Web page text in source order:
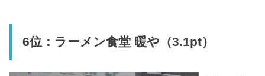
6位：ラーメン食堂 暖や（3.1pt）